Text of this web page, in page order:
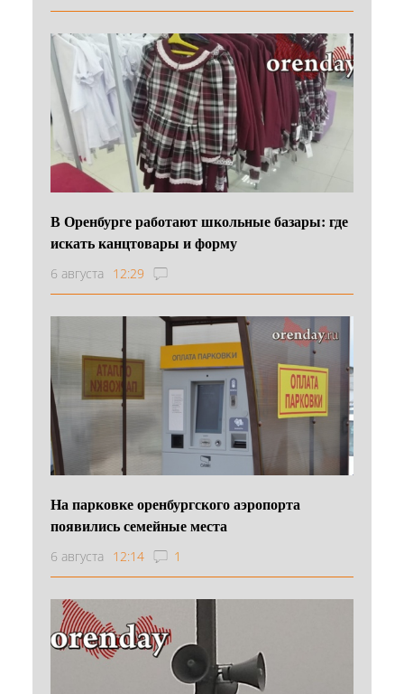
В Оренбурге работают школьные базары: где
искать канцтовары и форму
6 августа 12:29
На парковке оренбургского аэропорта
появились семейные места
6 августа 12:14 1